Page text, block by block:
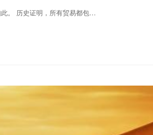
。 历史证明，所有贸易都包…